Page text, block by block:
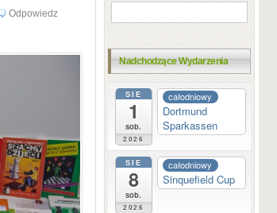
Odpowiedz
Nadchodzące Wydarzenia
SIE
1
sob.
2026
całodniowy
Dortmund
Sparkassen
SIE
8
sob.
2026
całodniowy
Sinquefield Cup